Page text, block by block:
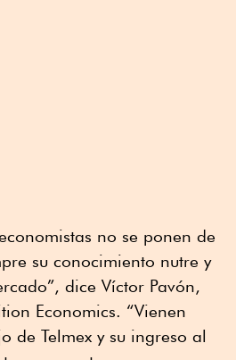
no se ponen de
su conocimiento nutre y
dice Víctor Pavón,
Economics. “Vienen
de Telmex y su ingreso al